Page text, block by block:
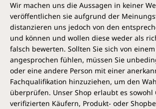
Wir machen uns die Aussagen in keiner
veröffentlichen sie aufgrund der
distanzieren uns jedoch von den
und können und wollen diese weder als
falsch bewerten. Sollten Sie sich von
angesprochen fühlen, müssen Sie
oder eine andere Person mit einer
Fachqualifikation hinzuziehen, um den
überprüfen. Unser Shop erlaubt es sowohl
verifizierten Käufern, Produkt- oder